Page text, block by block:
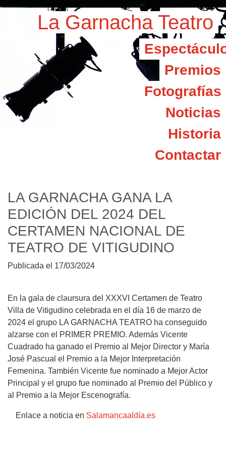
La Garnacha Teatro
Premios
Fotografías
Noticias
Historia
Contactar
LA GARNACHA GANA LA
EDICIÓN DEL 2024 DEL
CERTAMEN NACIONAL DE
TEATRO DE VITIGUDINO
Publicada el 17/03/2024
En la gala de claursura del XXXVI Certamen de Teatro
Villa de Vitigudino celebrada en el día 16 de marzo de
2024 el grupo LA GARNACHA TEATRO ha conseguido
alzarse con el PRIMER PREMIO. Además Vicente
Cuadrado ha ganado el Premio al Mejor Director y María
José Pascual el Premio a la Mejor Interpretación
Femenina. También Vicente fue nominado a Mejor Actor
Principal y el grupo fue nominado al Premio del Público y
al Premio a la Mejor Escenografía.
Enlace a noticia en Salamancaaldía.es